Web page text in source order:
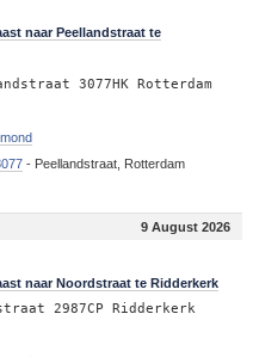
naar Peellandstraat te
3077HK Rotterdam
- Peellandstraat, Rotterdam
9 August 2026
naar Noordstraat te Ridderkerk
2987CP Ridderkerk